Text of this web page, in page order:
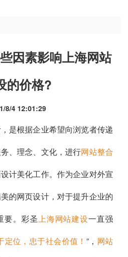
因素影响上海网站
的价格?
8/4 12:01:29
是根据企业希望向浏览者传递
、理念、文化，进行网站整合
计美化工作。作为企业对外宣
的网页设计，对于提升企业的
要。彩圣上海网站建设一直强
位，忠于社会价值！ ”， 网站